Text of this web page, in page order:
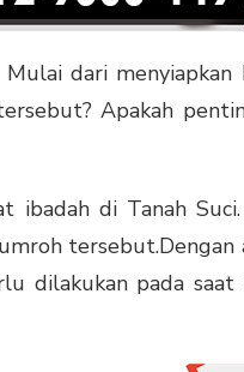
dari menyiapkan
Apakah
di Tanah
tersebut.Dengan
dilakukan pada saat